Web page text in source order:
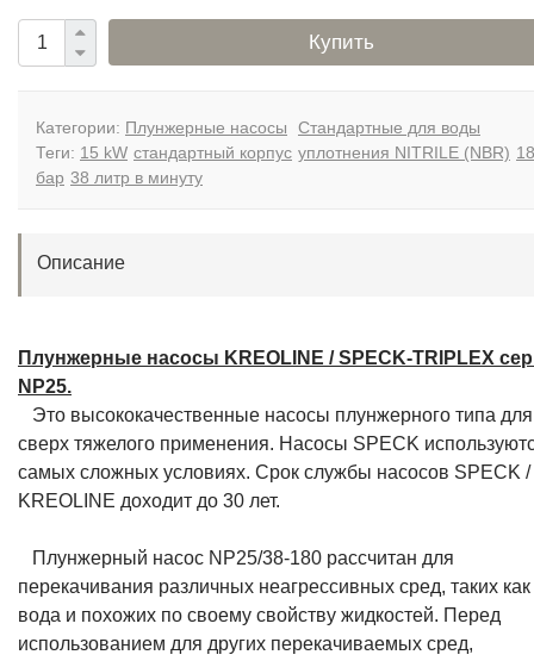
Купить
Категории: Плунжерные насосы
Стандартные для воды
Теги: 15 kW стандартный корпус уплотнения NITRILE (NBR)
бар 38 литр в минуту
Описание
Плунжерные насосы KREOLINE / SPECK-TRIPLEX
NP25.
Это высококачественные насосы плунжерного типа для
сверх тяжелого применения. Насосы SPECK
самых сложных условиях. Срок службы насосов SPECK /
KREOLINE доходит до 30 лет.
Плунжерный насос NP25/38-180 рассчитан для
перекачивания различных неагрессивных сред, таких как
вода и похожих по своему свойству жидкостей. Перед
использованием для других перекачиваемых сред,